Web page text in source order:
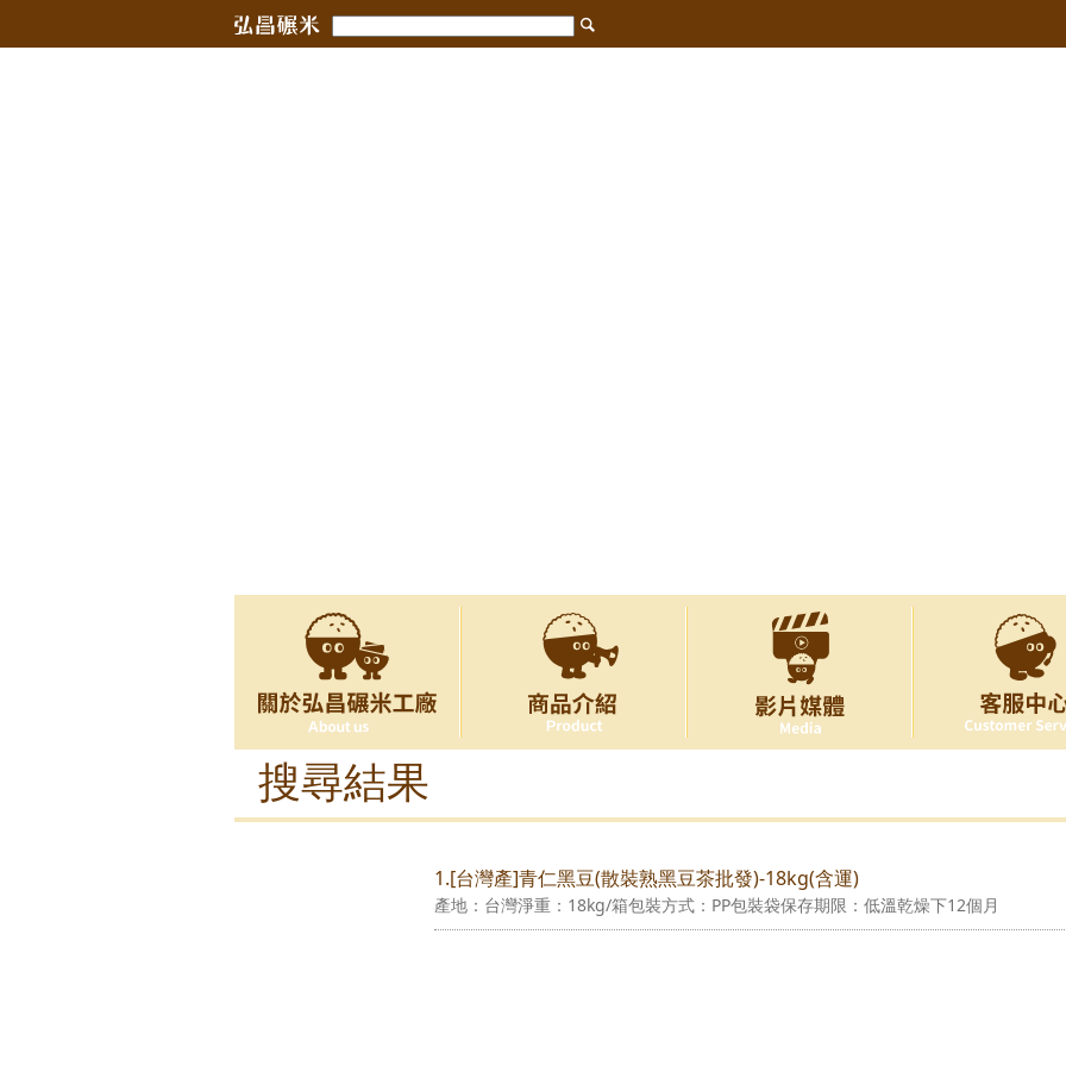
搜尋結果
1.[台灣產]青仁黑豆(散裝熟黑豆茶批發)-18kg(含運)
產地：台灣淨重：18kg/箱包裝方式：PP包裝袋保存期限：低溫乾燥下12個月